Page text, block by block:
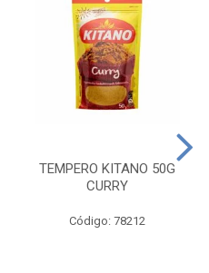
TEMPERO KITANO 50G
CURRY
Código: 78212